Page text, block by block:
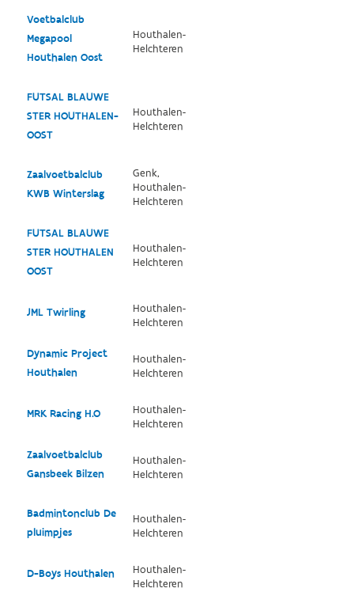
Voetbalclub
Megapool
Houthalen Oost
Houthalen-
Helchteren
FUTSAL BLAUWE
STER HOUTHALEN-
OOST
Houthalen-
Helchteren
Zaalvoetbalclub
KWB Winterslag
Genk,
Houthalen-
Helchteren
FUTSAL BLAUWE
STER HOUTHALEN
OOST
Houthalen-
Helchteren
JML Twirling
Houthalen-
Helchteren
Dynamic Project
Houthalen
Houthalen-
Helchteren
MRK Racing H.O
Houthalen-
Helchteren
Zaalvoetbalclub
Gansbeek Bilzen
Houthalen-
Helchteren
Badmintonclub De
pluimpjes
Houthalen-
Helchteren
D-Boys Houthalen
Houthalen-
Helchteren